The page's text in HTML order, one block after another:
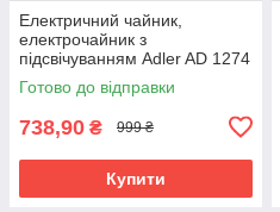
Електричний чайник,
електрочайник з
підсвічуванням Adler AD 1274
w 1 7 л 2200 Вт
Готово до відправки
738,90 ₴ 999 ₴
Купити